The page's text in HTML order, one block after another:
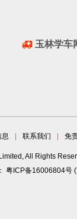
玉林学车
息 联系我们 免
All Rights
粤ICP备16006804号